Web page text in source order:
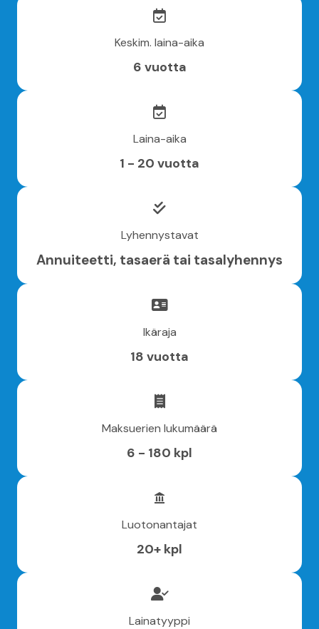
Keskim. laina-aika
6 vuotta
Laina-aika
1 - 20 vuotta
Lyhennystavat
Annuiteetti, tasaerä tai tasalyhennys
Ikäraja
18 vuotta
Maksuerien lukumäärä
6 - 180 kpl
Luotonantajat
20+ kpl
Lainatyyppi